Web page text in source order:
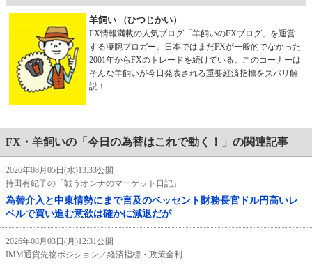
羊飼い （ひつじかい）
FX情報満載の人気ブログ「羊飼いのFXブログ」を運営
する凄腕ブロガー。日本ではまだFXが一般的でなかった
2001年からFXのトレードを続けている。このコーナーは
そんな羊飼いが今日発表される重要経済指標をズバリ解
説！
FX・羊飼いの「今日の為替はこれで動く！」の関連記事
2026年08月05日(水)13:33公開
持田有紀子の「戦うオンナのマーケット日記」
為替介入と中東情勢にまで言及のベッセント財務長官ドル円高いレ
ベルで買い進む意欲は確かに減退だが
2026年08月03日(月)12:31公開
IMM通貨先物ポジション／経済指標・政策金利